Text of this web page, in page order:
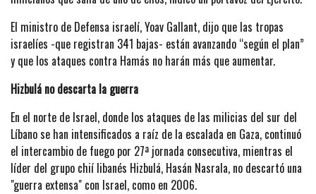
El ministro de Defensa israelí, Yoav Gallant, dijo que las tropas
israelíes -que registran 341 bajas- están avanzando “según el plan”
y que los ataques contra Hamás no harán más que aumentar.
Hizbulá no descarta la guerra
En el norte de Israel, donde los ataques de las milicias del sur del
Líbano se han intensificados a raíz de la escalada en Gaza, continuó
el intercambio de fuego por 27ª jornada consecutiva, mientras el
líder del grupo chií libanés Hizbulá, Hasán Nasrala, no descartó una
"guerra extensa" con Israel, como en 2006.